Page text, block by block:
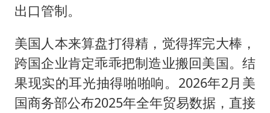
出口管制。
美国人本来算盘打得精，觉得挥完大棒，
跨国企业肯定乖乖把制造业搬回美国。结
果现实的耳光抽得啪啪响。2026年2月美
国商务部公布2025年全年贸易数据，直接